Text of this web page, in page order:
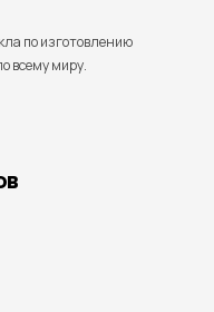
по изготовлению
всему миру.